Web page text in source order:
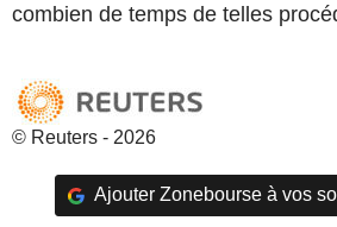
combien de temps de telles
© Reuters - 2026
Ajouter Zonebourse à vos